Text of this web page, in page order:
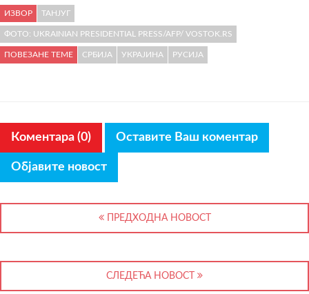
ИЗВОР ТАНЈУГ
ФОТО: UKRAINIAN PRESIDENTIAL PRESS/AFP/ VOSTOK.RS
ПОВЕЗАНЕ ТЕМЕ СРБИЈА УКРАЈИНА РУСИЈА
Коментара (0) Оставите Ваш коментар
Објавите новост
ПРЕДХОДНА НОВОСТ
СЛЕДЕЋА НОВОСТ